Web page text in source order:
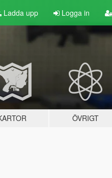
Ladda upp Logga in
ÖVRIGT